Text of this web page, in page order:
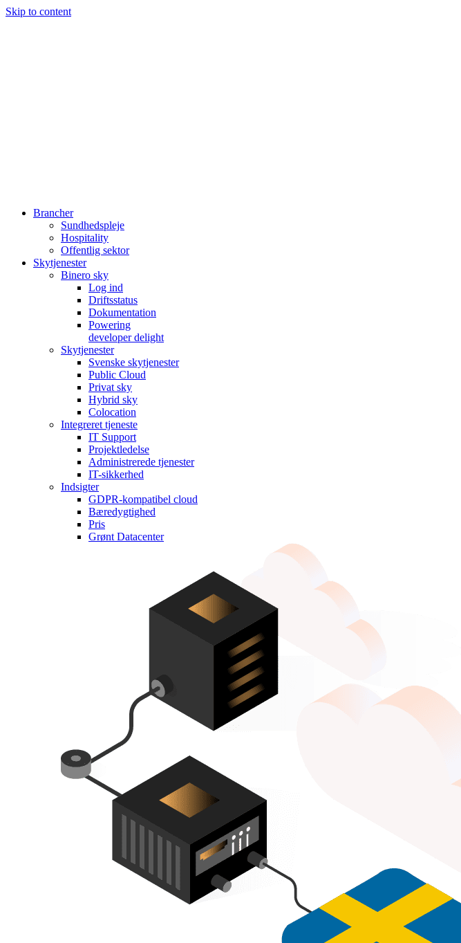
Skip to content
Brancher
Sundhedspleje
Hospitality
Offentlig sektor
Skytjenester
Binero sky
Log ind
Driftsstatus
Dokumentation
Powering
developer delight
Skytjenester
Svenske skytjenester
Public Cloud
Privat sky
Hybrid sky
Colocation
Integreret tjeneste
IT Support
Projektledelse
Administrerede tjenester
IT-sikkerhed
Indsigter
GDPR-kompatibel cloud
Bæredygtighed
Pris
Grønt Datacenter